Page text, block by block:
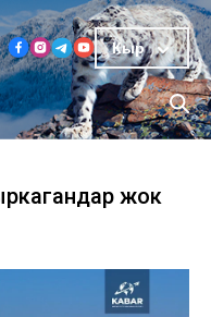
Кыр
жок